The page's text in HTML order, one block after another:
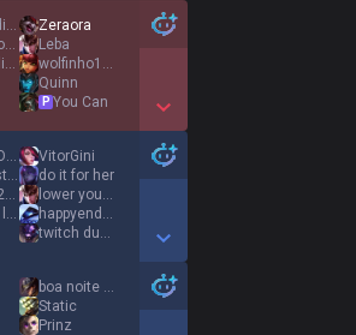
hmm fedidin 2
thewarsor33
kick duelista
Zeraora
Leba
wolfinho123
Quinn
P You Can
Show More Detail Games
L9 CÃO ORELHA
fac3master
Joaquin257
wish me luck
VitorGini
do it for her
lower your head
happyendmassage
twitch duelista
Show More Detail Games
boa noite gata
Static
Prinz